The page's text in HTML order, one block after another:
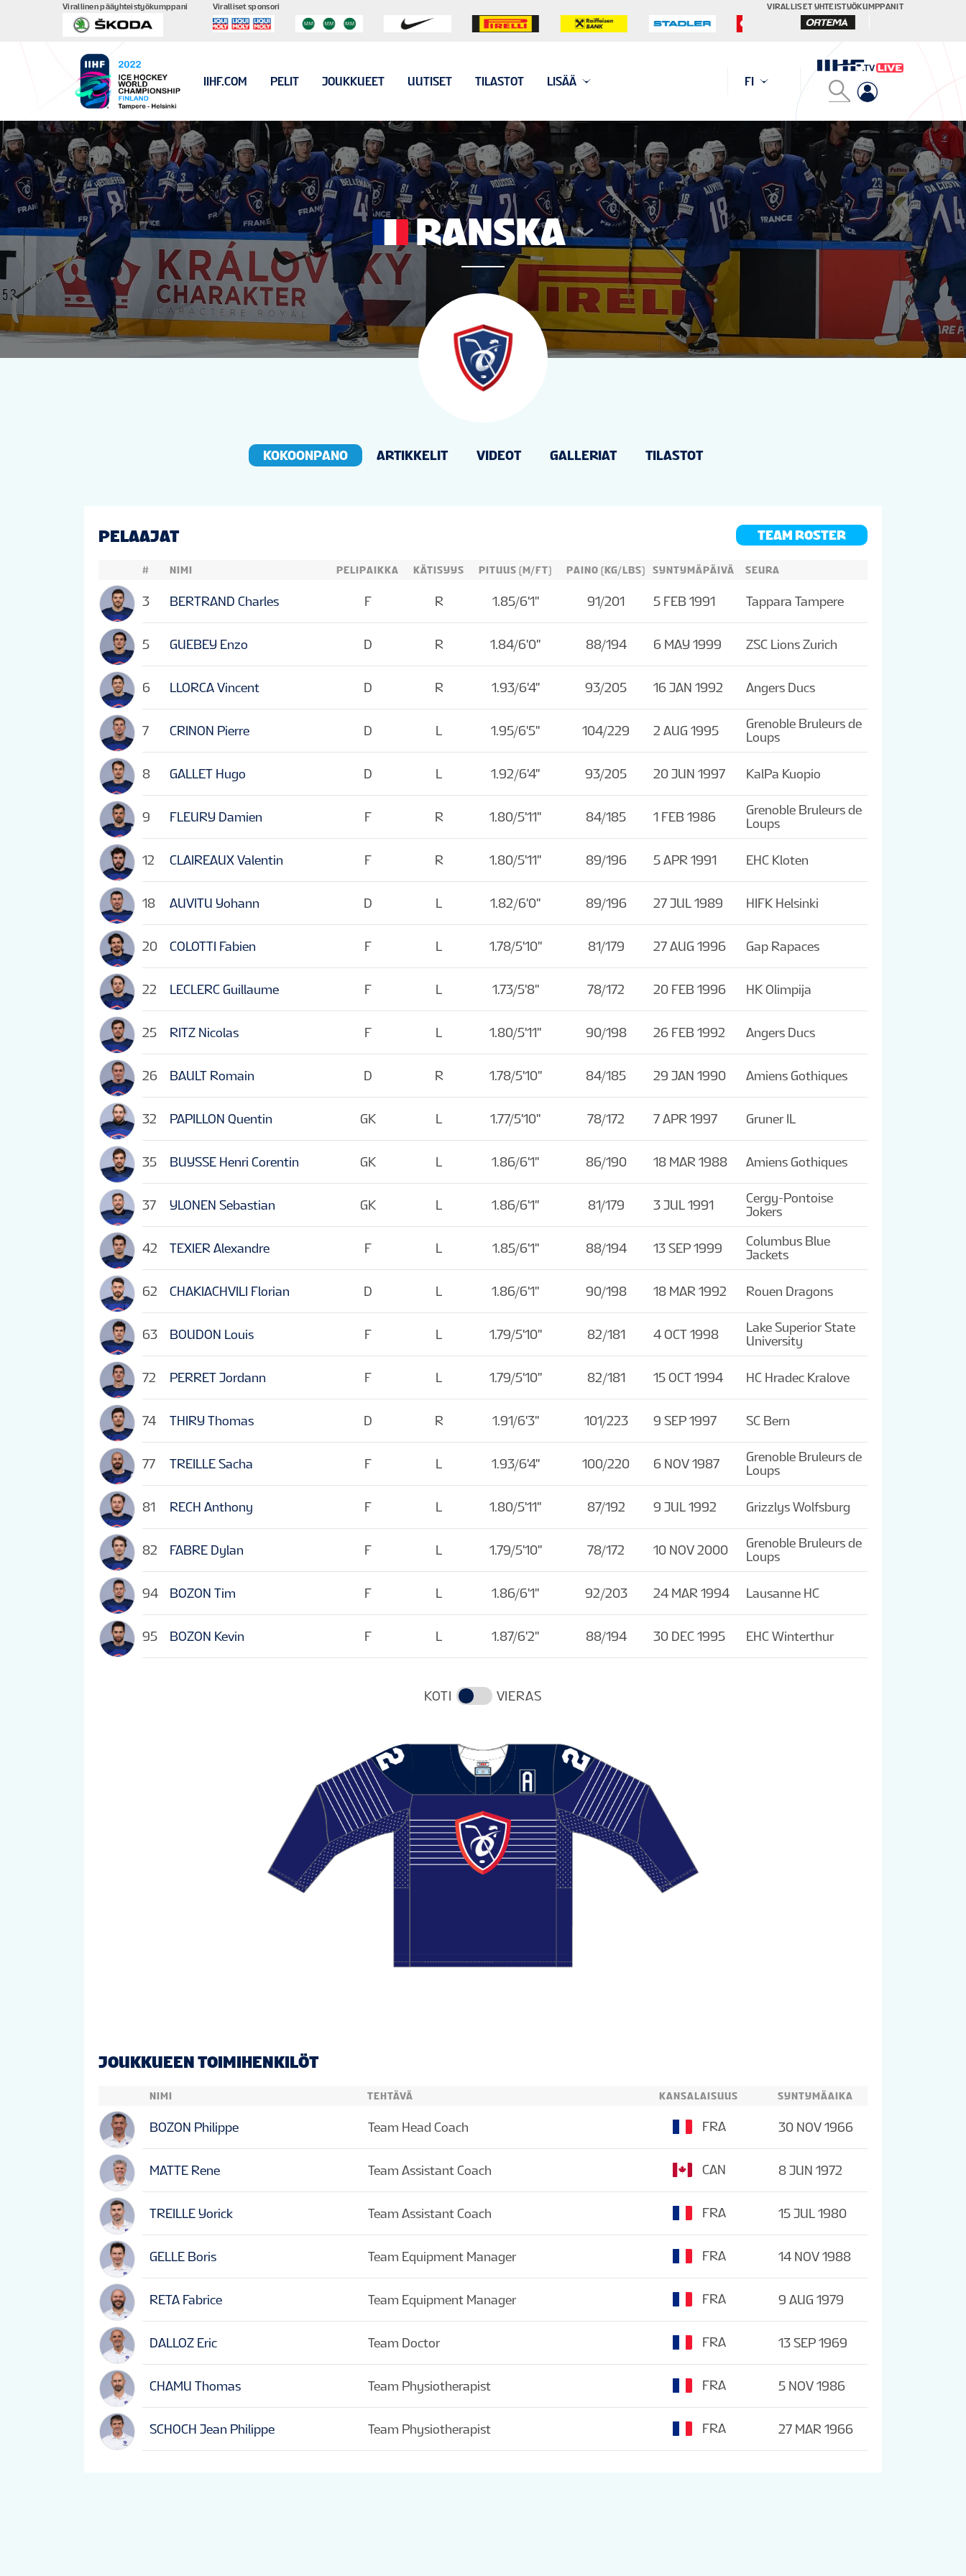
Virallinen pääyhteistyökumppani Viralliset sponsori VIRALLISET YHTEISTYÖKUMPPANIT
IIHF.COM PELIT JOUKKUEET UUTISET TILASTOT LISÄÄ FI
RANSKA
KOKOONPANO ARTIKKELIT VIDEOT GALLERIAT TILASTOT
PELAAJAT TEAM ROSTER
# NIMI
3 BERTRAND Charles
5 GUEBEY Enzo
6 LLORCA Vincent
7 CRINON Pierre
8 GALLET Hugo
9 FLEURY Damien
12 CLAIREAUX Valentin
18 AUVITU Yohann
20 COLOTTI Fabien
22 LECLERC Guillaume
25 RITZ Nicolas
26 BAULT Romain
32 PAPILLON Quentin
35 BUYSSE Henri Corentin
37 YLONEN Sebastian
42 TEXIER Alexandre
62 CHAKIACHVILI Florian
63 BOUDON Louis
72 PERRET Jordann
74 THIRY Thomas
77 TREILLE Sacha
81 RECH Anthony
82 FABRE Dylan
94 BOZON Tim
95 BOZON Kevin
PELIPAIKKA KÄTISYYS PITUUS (M/FT) PAINO (KG/LBS) SYNTYMÄPÄIVÄ SEURA
F R 1.85/6'1'' 91/201 5 FEB 1991 Tappara Tampere
D R 1.84/6'0'' 88/194 6 MAY 1999 ZSC Lions Zurich
D R 1.93/6'4'' 93/205 16 JAN 1992 Angers Ducs
D L 1.95/6'5'' 104/229 2 AUG 1995
Grenoble Bruleurs de
Loups
D L 1.92/6'4'' 93/205 20 JUN 1997 KalPa Kuopio
F R 1.80/5'11'' 84/185 1 FEB 1986
Grenoble Bruleurs de
Loups
F R 1.80/5'11'' 89/196 5 APR 1991 EHC Kloten
D L 1.82/6'0'' 89/196 27 JUL 1989 HIFK Helsinki
F L 1.78/5'10'' 81/179 27 AUG 1996 Gap Rapaces
F L 1.73/5'8'' 78/172 20 FEB 1996 HK Olimpija
F L 1.80/5'11'' 90/198 26 FEB 1992 Angers Ducs
D R 1.78/5'10'' 84/185 29 JAN 1990 Amiens Gothiques
GK L 1.77/5'10'' 78/172 7 APR 1997 Gruner IL
GK L 1.86/6'1'' 86/190 18 MAR 1988 Amiens Gothiques
GK L 1.86/6'1'' 81/179 3 JUL 1991
Cergy-Pontoise
Jokers
F L 1.85/6'1'' 88/194 13 SEP 1999
Columbus Blue
Jackets
D L 1.86/6'1'' 90/198 18 MAR 1992 Rouen Dragons
F L 1.79/5'10'' 82/181 4 OCT 1998
Lake Superior State
University
F L 1.79/5'10'' 82/181 15 OCT 1994 HC Hradec Kralove
D R 1.91/6'3'' 101/223 9 SEP 1997 SC Bern
F L 1.93/6'4'' 100/220 6 NOV 1987
Grenoble Bruleurs de
Loups
F L 1.80/5'11'' 87/192 9 JUL 1992 Grizzlys Wolfsburg
F L 1.79/5'10'' 78/172 10 NOV 2000
Grenoble Bruleurs de
Loups
F L 1.86/6'1'' 92/203 24 MAR 1994 Lausanne HC
F L 1.87/6'2'' 88/194 30 DEC 1995 EHC Winterthur
KOTI VIERAS
JOUKKUEEN TOIMIHENKILÖT
NIMI
BOZON Philippe
MATTE Rene
TREILLE Yorick
GELLE Boris
RETA Fabrice
DALLOZ Eric
CHAMU Thomas
SCHOCH Jean Philippe
TEHTÄVÄ KANSALAISUUS SYNTYMÄAIKA
Team Head Coach FRA 30 NOV 1966
Team Assistant Coach CAN 8 JUN 1972
Team Assistant Coach FRA 15 JUL 1980
Team Equipment Manager FRA 14 NOV 1988
Team Equipment Manager FRA 9 AUG 1979
Team Doctor FRA 13 SEP 1969
Team Physiotherapist FRA 5 NOV 1986
Team Physiotherapist FRA 27 MAR 1966